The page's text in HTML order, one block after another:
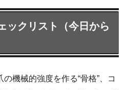
ックリスト（今日から
の機械的強度を作る“骨格”、コ